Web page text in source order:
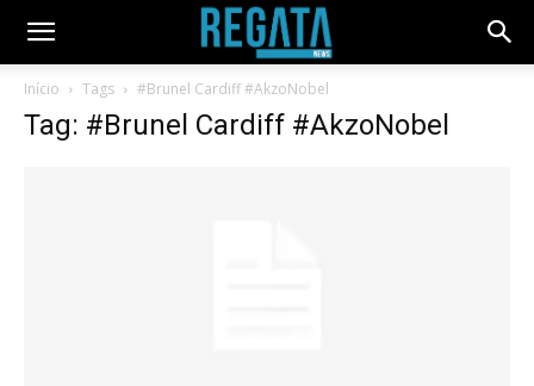
Início Tags #Brunel Cardiff #AkzoNobel
Tag: #Brunel Cardiff #AkzoNobel